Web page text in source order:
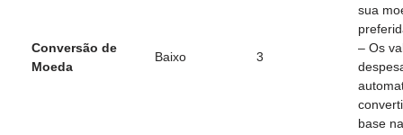
Conversão de
Moeda
Baixo 3
sua
– Os
base